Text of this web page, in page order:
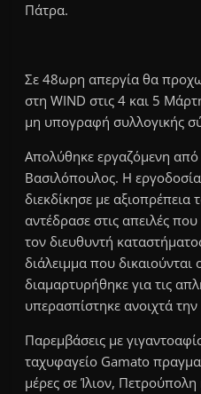
Πάτρα.
Σε 48ωρη απεργία θα
στη WIND στις 4 και 5
μη υπογραφή συλλογικής
Απολύθηκε εργαζόμενη
Βασιλόπουλος. Η εργοδοσία
διεκδίκησε με αξιοπρέπεια
αντέδρασε στις απειλές
τον διευθυντή
διάλειμμα που δικαιούνται
διαμαρτυρήθηκε για τις
υπερασπίστηκε ανοιχτά την
Παρεμβάσεις με
ταχυφαγείο Gamato
μέρες σε Ίλιον,